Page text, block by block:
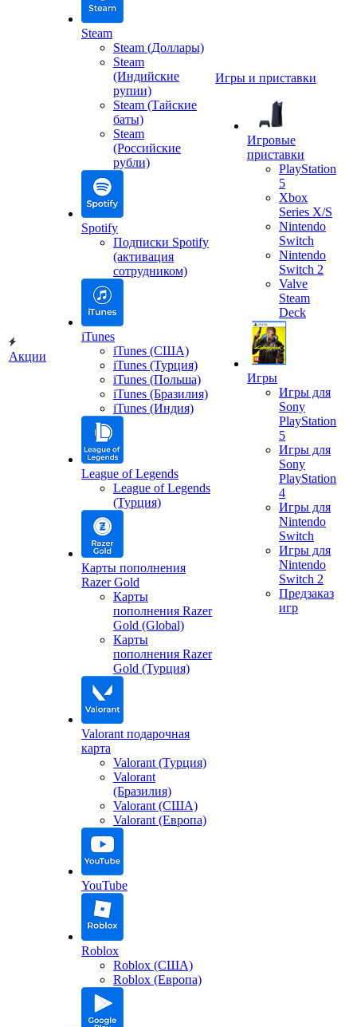
Акции
Steam
Steam (Доллары)
Steam
(Индийские
рупии)
Steam (Тайские
баты)
Steam
(Российские
рубли)
Spotify
Подписки Spotify
(активация
сотрудником)
iTunes
iTunes (США)
iTunes (Турция)
iTunes (Польша)
iTunes (Бразилия)
iTunes (Индия)
League of Legends
League of Legends
(Турция)
Карты пополнения
Razer Gold
Карты
пополнения Razer
Gold (Global)
Карты
пополнения Razer
Gold (Турция)
Valorant подарочная
карта
Valorant (Турция)
Valorant
(Бразилия)
Valorant (США)
Valorant (Европа)
YouTube
Roblox
Roblox (США)
Roblox (Европа)
Игры и приставки
Игровые
приставки
PlayStation
5
Xbox
Series X/S
Nintendo
Switch
Nintendo
Switch 2
Valve
Steam
Deck
Игры
Игры для
Sony
PlayStation
5
Игры для
Sony
PlayStation
4
Игры для
Nintendo
Switch
Игры для
Nintendo
Switch 2
Предзаказ
игр